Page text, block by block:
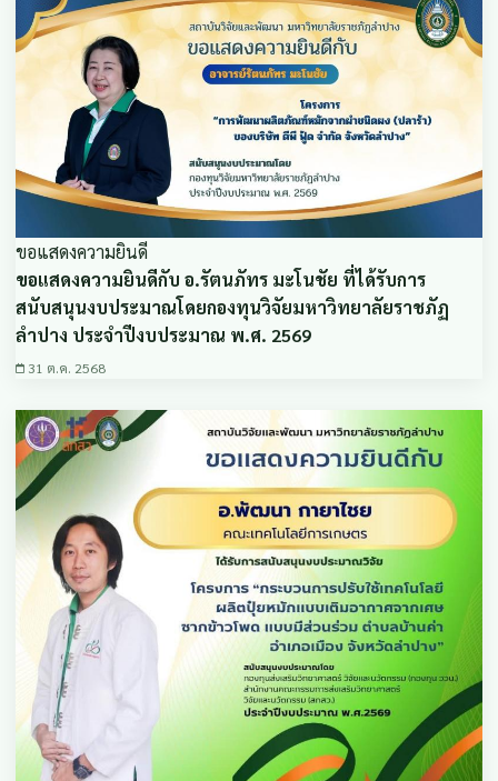
ขอแสดงความยินดี
ขอแสดงความยินดีกับ อ.รัตนภัทร มะโนชัย ที่ได้รับการ
สนับสนุนงบประมาณโดยกองทุนวิจัยมหาวิทยาลัยราชภัฏ
ลำปาง ประจำปีงบประมาณ พ.ศ. 2569
31 ต.ค. 2568